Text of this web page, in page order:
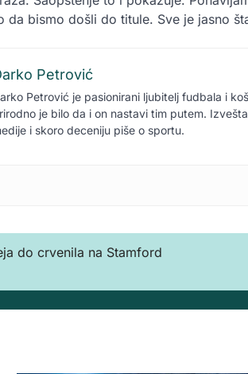
da bismo došli do titule. Sve je jasno
Petrović
Petrović je pasionirani ljubitelj fudbala i
je bilo da i on nastavi tim putem.
i skoro deceniju piše o sportu.
do crvenila na Stamford